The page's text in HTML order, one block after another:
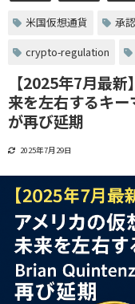
米国仮想通貨
承
crypto-regulation
【2025年7月最
来を左右するキ
が再び延期
2025年7月29日